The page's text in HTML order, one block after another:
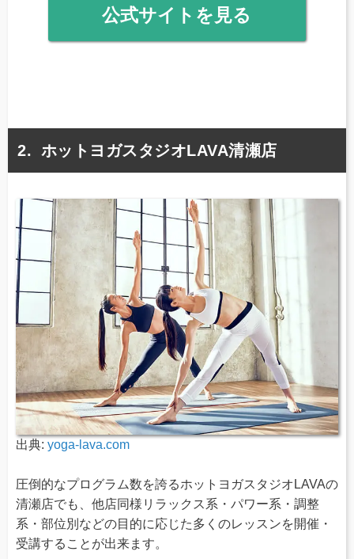
公式サイトを見る
ホットヨガスタジオLAVA清瀬店
出典: yoga-lava.com
圧倒的なプログラム数を誇るホットヨガスタジオLAVAの
清瀬店でも、他店同様リラックス系・パワー系・調整
系・部位別などの目的に応じた多くのレッスンを開催・
受講することが出来ます。